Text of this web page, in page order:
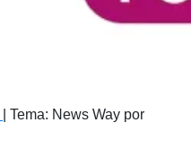
Tema: News Way por